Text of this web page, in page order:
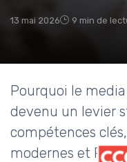
13 mai 2026 9 min de
Pourquoi le
devenu un levier
compétences
modernes et ROI